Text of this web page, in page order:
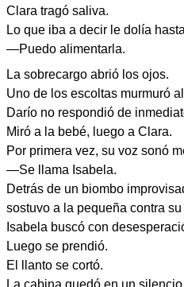
Clara tragó saliva.
Lo que iba a decir le dolía
—Puedo alimentarla.
La sobrecargo abrió los ojos.
Uno de los escoltas murmuró
Darío no respondió de
Miró a la bebé, luego a Clara.
Por primera vez, su voz sonó
—Se llama Isabela.
Detrás de un biombo
sostuvo a la pequeña contra su
Isabela buscó con
Luego se prendió.
El llanto se cortó.
La cabina quedó en un